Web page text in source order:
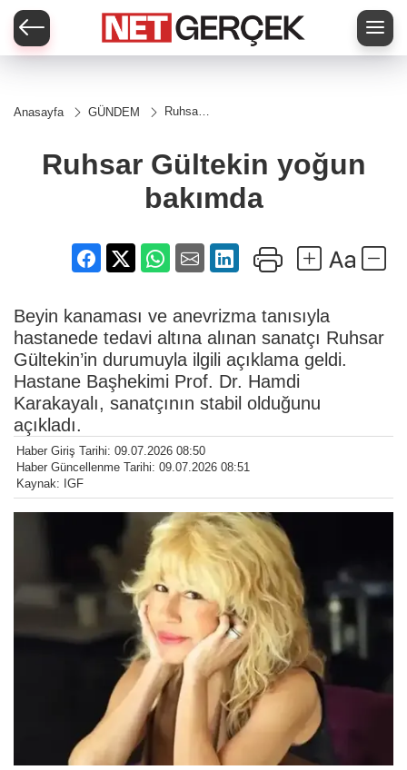
Anasayfa GÜNDEM
Ruhsar
bakımda
Ruhsar Gültekin yoğun
bakımda
Beyin kanaması ve anevrizma tanısıyla
hastanede tedavi altına alınan sanatçı Ruhsar
Gültekin’in durumuyla ilgili açıklama geldi.
Hastane Başhekimi Prof. Dr. Hamdi
Karakayalı, sanatçının stabil olduğunu
açıkladı.
Haber Giriş Tarihi: 09.07.2026 08:50
Haber Güncellenme Tarihi: 09.07.2026 08:51
Kaynak: IGF